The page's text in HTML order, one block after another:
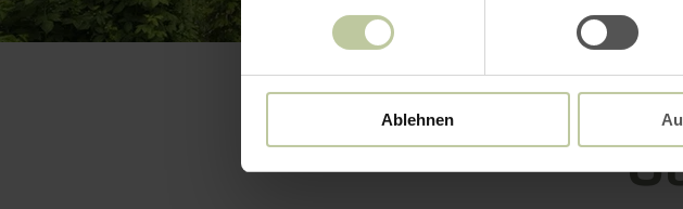
Ablehnen